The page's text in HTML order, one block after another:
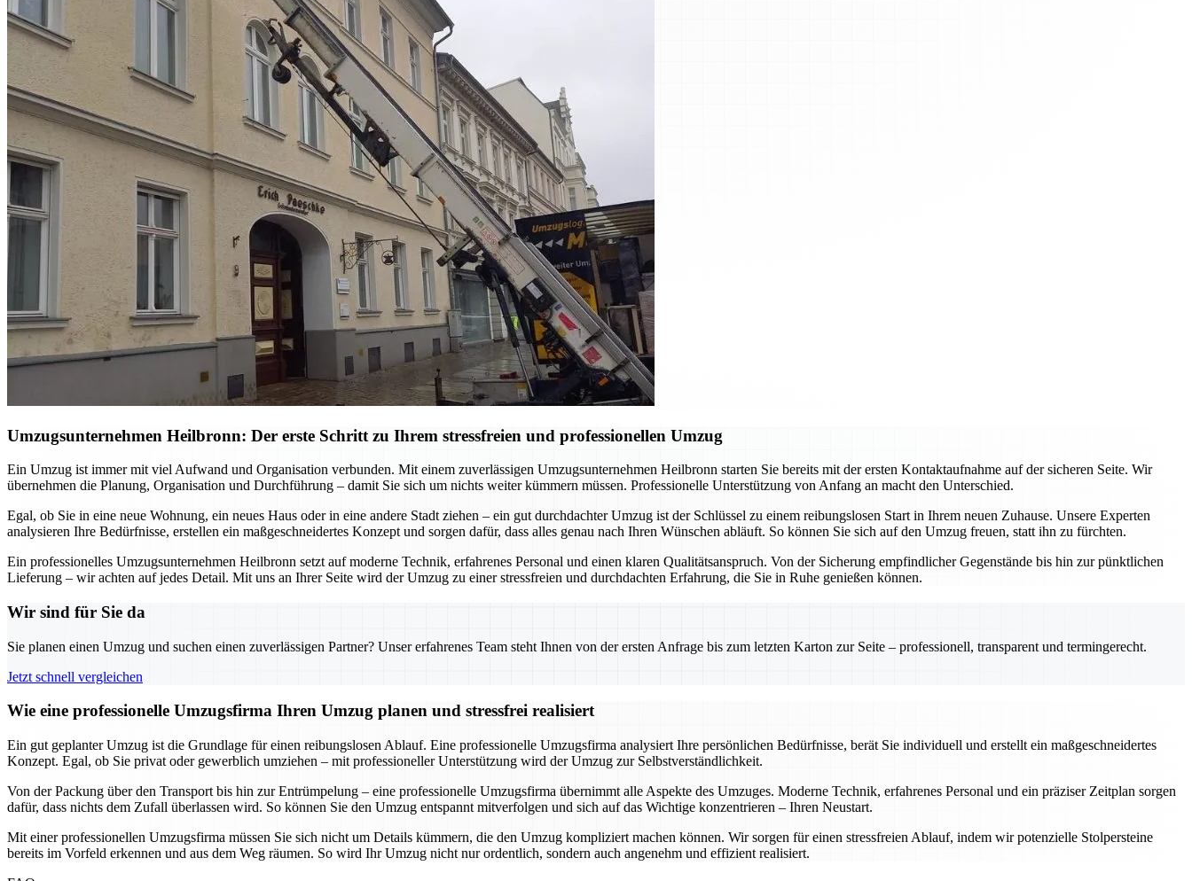
Umzugsunternehmen Heilbronn: Der erste Schritt zu Ihrem stressfreien und professionellen Umzug
Ein Umzug ist immer mit viel Aufwand und Organisation verbunden. Mit einem zuverlässigen Umzugsunternehmen Heilbronn starten Sie bereits mit der ersten Kontaktaufnahme auf der sicheren Seite. Wir
übernehmen die Planung, Organisation und Durchführung – damit Sie sich um nichts weiter kümmern müssen. Professionelle Unterstützung von Anfang an macht den Unterschied.
Egal, ob Sie in eine neue Wohnung, ein neues Haus oder in eine andere Stadt ziehen – ein gut durchdachter Umzug ist der Schlüssel zu einem reibungslosen Start in Ihrem neuen Zuhause. Unsere Experten
analysieren Ihre Bedürfnisse, erstellen ein maßgeschneidertes Konzept und sorgen dafür, dass alles genau nach Ihren Wünschen abläuft. So können Sie sich auf den Umzug freuen, statt ihn zu fürchten.
Ein professionelles Umzugsunternehmen Heilbronn setzt auf moderne Technik, erfahrenes Personal und einen klaren Qualitätsanspruch. Von der Sicherung empfindlicher Gegenstände bis hin zur pünktlichen
Lieferung – wir achten auf jedes Detail. Mit uns an Ihrer Seite wird der Umzug zu einer stressfreien und durchdachten Erfahrung, die Sie in Ruhe genießen können.
Wir sind für Sie da
Sie planen einen Umzug und suchen einen zuverlässigen Partner? Unser erfahrenes Team steht Ihnen von der ersten Anfrage bis zum letzten Karton zur Seite – professionell, transparent und termingerecht.
Jetzt schnell vergleichen
Wie eine professionelle Umzugsfirma Ihren Umzug planen und stressfrei realisiert
Ein gut geplanter Umzug ist die Grundlage für einen reibungslosen Ablauf. Eine professionelle Umzugsfirma analysiert Ihre persönlichen Bedürfnisse, berät Sie individuell und erstellt ein maßgeschneidertes
Konzept. Egal, ob Sie privat oder gewerblich umziehen – mit professioneller Unterstützung wird der Umzug zur Selbstverständlichkeit.
Von der Packung über den Transport bis hin zur Entrümpelung – eine professionelle Umzugsfirma übernimmt alle Aspekte des Umzuges. Moderne Technik, erfahrenes Personal und ein präziser Zeitplan sorgen
dafür, dass nichts dem Zufall überlassen wird. So können Sie den Umzug entspannt mitverfolgen und sich auf das Wichtige konzentrieren – Ihren Neustart.
Mit einer professionellen Umzugsfirma müssen Sie sich nicht um Details kümmern, die den Umzug kompliziert machen können. Wir sorgen für einen stressfreien Ablauf, indem wir potenzielle Stolpersteine
bereits im Vorfeld erkennen und aus dem Weg räumen. So wird Ihr Umzug nicht nur ordentlich, sondern auch angenehm und effizient realisiert.